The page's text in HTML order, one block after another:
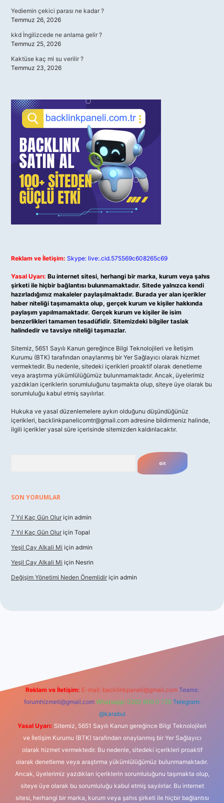
Yediemin çekici parası ne kadar ?
Temmuz 26, 2026
kkd İngilizcede ne anlama gelir ?
Temmuz 25, 2026
Kaktüse kaç ml su verilir ?
Temmuz 23, 2026
Reklam ve İletişim: Skype: live:.cid.575569c608265c69
Yasal Uyarı: Bu internet sitesi, herhangi bir marka, kurum veya şahıs
şirketi ile hiçbir bağlantısı bulunmamaktadır. Sitede yalnızca kendi
hazırladığımız makaleler paylaşılmaktadır. Burada yer alan içerikler
haber niteliği taşımamakta olup, gerçek kurum ve kişiler hakkında
paylaşım yapılmamaktadır. Gerçek kurum ve kişiler ile isim
benzerlikleri tamamen tesadüfidir. Sitemizdeki bilgiler taslak
halindedir ve tavsiye niteliği taşımazlar.
Sitemiz, 5651 Sayılı Kanun gereğince Bilgi Teknolojileri ve İletişim
Kurumu (BTK) tarafından onaylanmış bir Yer Sağlayıcı olarak hizmet
vermektedir. Bu nedenle, sitedeki içerikleri proaktif olarak denetleme
veya araştırma yükümlülüğümüz bulunmamaktadır. Ancak, üyelerimiz
yazdıkları içeriklerin sorumluluğunu taşımakta olup, siteye üye olarak bu
sorumluluğu kabul etmiş sayılırlar.
Hukuka ve yasal düzenlemelere aykırı olduğunu düşündüğünüz
içerikleri, backlinkpanelicomtr@gmail.com adresine bildirmeniz halinde,
ilgili içerikler yasal süre içerisinde sitemizden kaldırılacaktır.
SON YORUMLAR
7 Yıl Kaç Gün Olur için admin
7 Yıl Kaç Gün Olur için Topal
Yeşil Çay Alkali Mi için admin
Yeşil Çay Alkali Mi için Nesrin
Değişim Yönetimi Neden Önemlidir için admin
Reklam ve İletişim: E-mail: backlinkpaneli@gmail.com Teams:
forumhizmeti@gmail.com Whatsapp: 0262 606 0 726 Telegram:
@karabul
Yasal Uyarı: Sitemiz, 5651 Sayılı Kanun gereğince Bilgi Teknolojileri
ve İletişim Kurumu (BTK) tarafından onaylanmış bir Yer Sağlayıcı
olarak hizmet vermektedir. Bu nedenle, sitedeki içerikleri proaktif
olarak denetleme veya araştırma yükümlülüğümüz bulunmamaktadır.
Ancak, üyelerimiz yazdıkları içeriklerin sorumluluğunu taşımakta olup,
siteye üye olarak bu sorumluluğu kabul etmiş sayılırlar. Bu internet
sitesi, herhangi bir marka, kurum veya şahıs şirketi ile hiçbir bağlantısı